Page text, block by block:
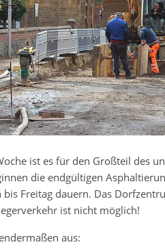
ist es für den Großteil des
die endgültigen
Freitag dauern. Das
ist nicht möglich!
aus: